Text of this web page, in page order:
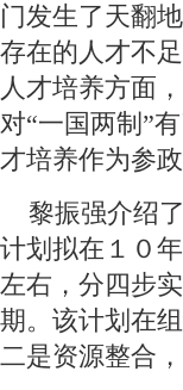
门发生了天翻
存在的人才不
人才培养方面
对“一国两制”
才培养作为参
黎振强介绍了
计划拟在１０
左右，分四步
期。该计划在
二是资源整合